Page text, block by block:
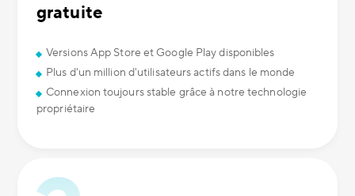
gratuite
Versions App Store et Google Play disponibles
Plus d'un million d'utilisateurs actifs dans le monde
Connexion toujours stable grâce à notre technologie
propriétaire